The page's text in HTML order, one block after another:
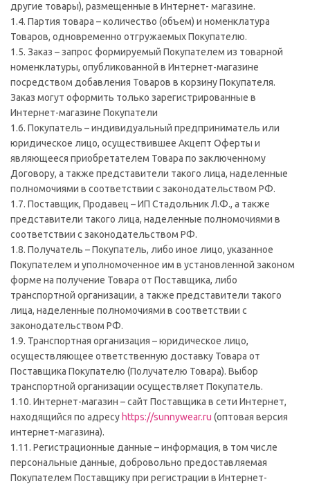
другие товары), размещенные в Интернет- магазине.
1.4. Партия товара – количество (объем) и номенклатура
Товаров, одновременно отгружаемых Покупателю.
1.5. Заказ – запрос формируемый Покупателем из товарной
номенклатуры, опубликованной в Интернет-магазине
посредством добавления Товаров в корзину Покупателя.
Заказ могут оформить только зарегистрированные в
Интернет-магазине Покупатели
1.6. Покупатель – индивидуальный предприниматель или
юридическое лицо, осуществившее Акцепт Оферты и
являющееся приобретателем Товара по заключенному
Договору, а также представители такого лица, наделенные
полномочиями в соответствии с законодательством РФ.
1.7. Поставщик, Продавец – ИП Стадольник Л.Ф., а также
представители такого лица, наделенные полномочиями в
соответствии с законодательством РФ.
1.8. Получатель – Покупатель, либо иное лицо, указанное
Покупателем и уполномоченное им в установленной законом
форме на получение Товара от Поставщика, либо
транспортной организации, а также представители такого
лица, наделенные полномочиями в соответствии с
законодательством РФ.
1.9. Транспортная организация – юридическое лицо,
осуществляющее ответственную доставку Товара от
Поставщика Покупателю (Получателю Товара). Выбор
транспортной организации осуществляет Покупатель.
1.10. Интернет-магазин – сайт Поставщика в сети Интернет,
находящийся по адресу https://sunnywear.ru (оптовая версия
интернет-магазина).
1.11. Регистрационные данные – информация, в том числе
персональные данные, добровольно предоставляемая
Покупателем Поставщику при регистрации в Интернет-